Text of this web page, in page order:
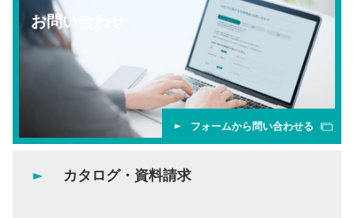
お問い合わせ
フォームから問い合わせる
カタログ・資料請求